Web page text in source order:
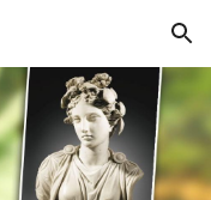
Skip to navigation